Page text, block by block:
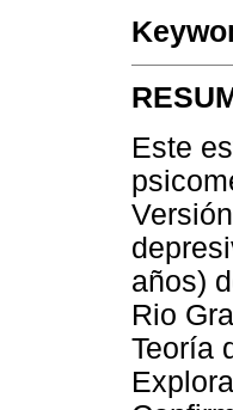
Este
años)
Rio
Teoría